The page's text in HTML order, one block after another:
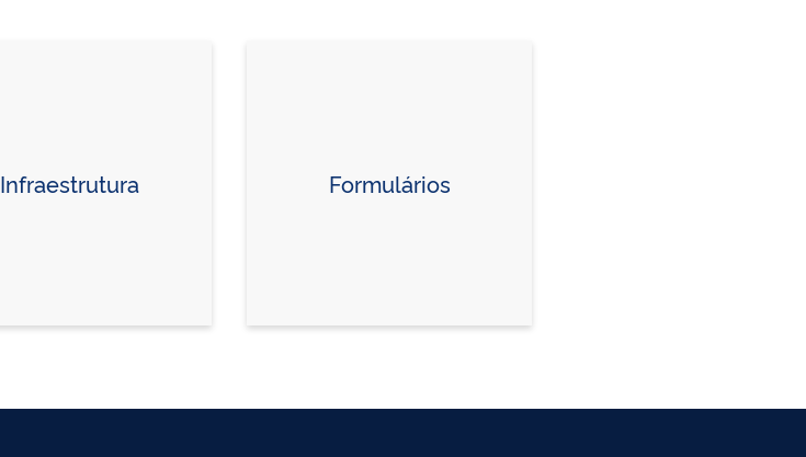
Infraestrutura Formulários